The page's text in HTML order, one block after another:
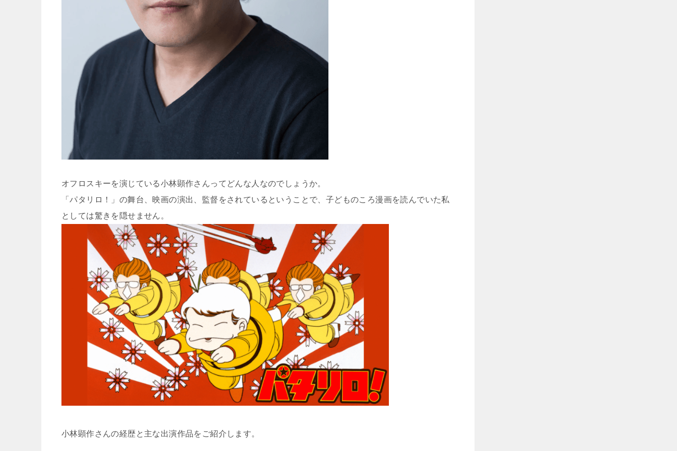
オフロスキーを演じている小林顕作さんってどんな人なのでしょうか。
「パタリロ！」の舞台、映画の演出、監督をされているということで、子どものころ漫画を読んでいた私
としては驚きを隠せません。
小林顕作さんの経歴と主な出演作品をご紹介します。